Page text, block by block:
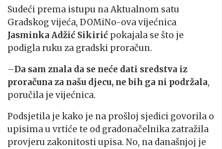
Sudeći prema istupu na Aktualnom satu
Gradskog vijeća, DOMiNo-ova vijećnica
Jasminka Adžić Sikirić pokajala se što je
podigla ruku za gradski proračun.
–Da sam znala da se neće dati sredstva iz
proračuna za našu djecu, ne bih ga ni podržala,
poručila je vijećnica.
Podsjetila je kako je na prošloj sjedici govorila o
upisima u vrtiće te od gradonačelnika zatražila
provjeru zakonitosti upisa. No, na današnjoj je